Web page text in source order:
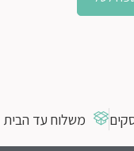
משלוח עד